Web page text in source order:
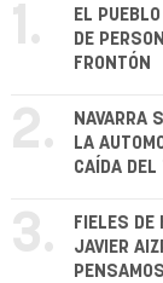
1.
EL
DE
FRONTÓN
2.
NAVARRA
LA
CAÍDA
3.
FIELES DE
JAVIER